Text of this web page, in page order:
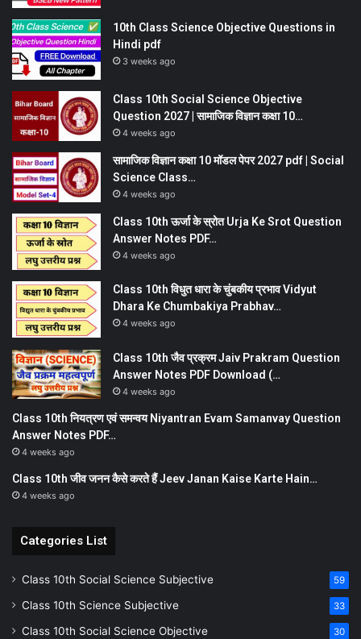
10th Class Science Objective Questions in
Hindi pdf
3 weeks ago
Class 10th Social Science Objective
Question 2027 | सामाजिक विज्ञान कक्षा 10…
4 weeks ago
सामाजिक विज्ञान कक्षा 10 मॉडल पेपर 2027 pdf | Social
Science Class…
4 weeks ago
Class 10th ऊर्जा के स्रोत Urja Ke Srot Question
Answer Notes PDF…
4 weeks ago
Class 10th विधुत धारा के चुंबकीय प्रभाव Vidyut
Dhara Ke Chumbakiya Prabhav…
4 weeks ago
Class 10th जैव प्रक्रम Jaiv Prakram Question
Answer Notes PDF Download (…
4 weeks ago
Class 10th नियत्रण एवं समन्वय Niyantran Evam Samanvay Question
Answer Notes PDF…
4 weeks ago
Class 10th जीव जनन कैसे करते हैं Jeev Janan Kaise Karte Hain…
4 weeks ago
Categories List
Class 10th Social Science Subjective 59
Class 10th Science Subjective 33
Class 10th Social Science Objective 30